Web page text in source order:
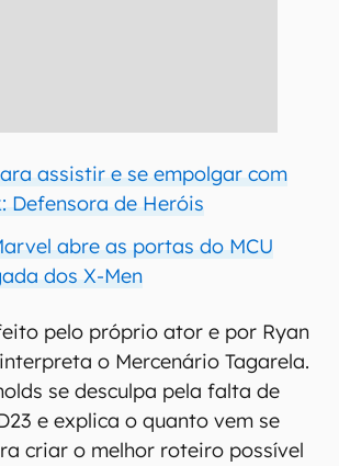
assistir e se empolgar com
Defensora de Heróis
abre as portas do MCU
dos X-Men
pelo próprio ator e por Ryan
o Mercenário Tagarela.
se desculpa pela falta de
e explica o quanto vem se
criar o melhor roteiro possível